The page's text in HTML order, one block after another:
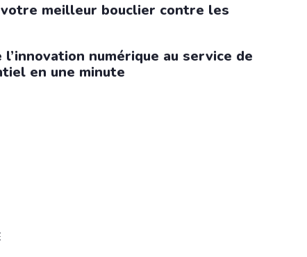
votre meilleur bouclier contre les
l’innovation numérique au service de
en une minute